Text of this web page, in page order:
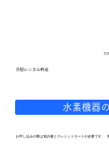
月額レンタル料金
水素機器
お申し込みの際は免許書とクレジットカードが必要です。